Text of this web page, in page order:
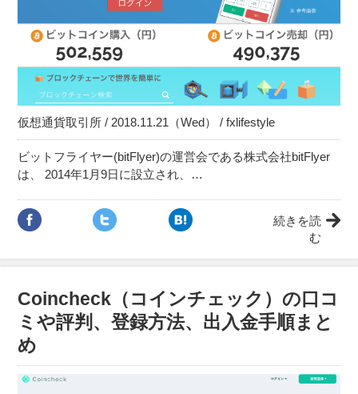
仮想通貨取引所 / 2018.11.21（Wed） / fxlifestyle
ビットフライヤー(bitFlyer)の運営会である株式会社bitFlyer
は、 2014年1月9日に設立され、…
続きを読
む
Coincheck（コインチェック）の口コ
ミや評判、登録方法、出入金手順まと
め